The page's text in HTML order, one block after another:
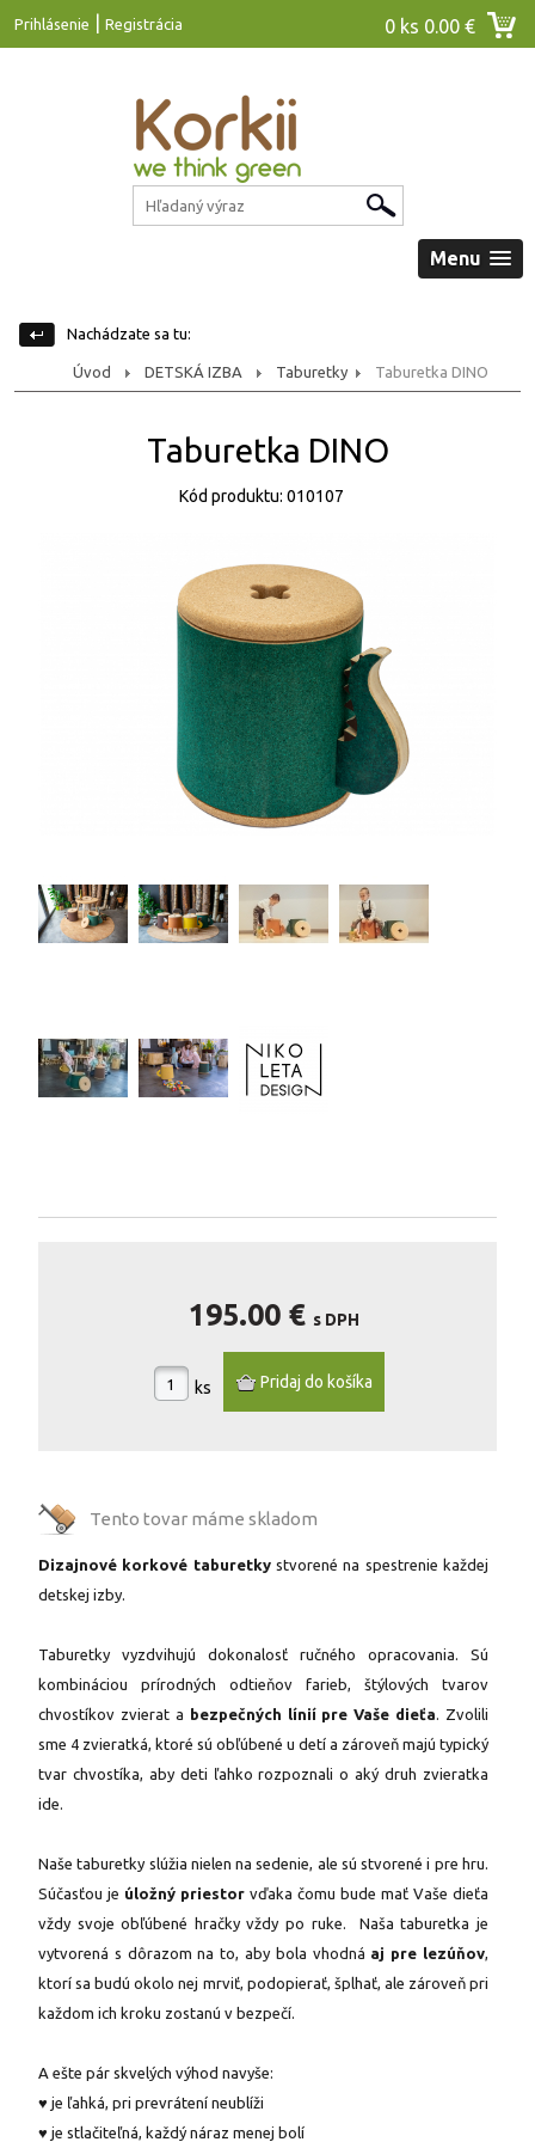
Prihlásenie Registrácia 0 ks 0.00 €
Menu
Nachádzate sa tu:
Úvod DETSKÁ IZBA Taburetky Taburetka DINO
Taburetka DINO
Kód produktu: 010107
195.00 € s DPH
ks
Tento tovar máme skladom
Dizajnové korkové taburetkystvorené na spestrenie každej
detskej izby.
Taburetky vyzdvihujú dokonalosť ručného opracovania. Sú
kombináciou prírodných odtieňov farieb, štýlových tvarov
chvostíkov zvierat a bezpečných línií pre Vaše dieťa. Zvolili
sme 4 zvieratká, ktoré sú obľúbené u detí a zároveň majú typický
tvar chvostíka, aby deti ľahko rozpoznali o aký druh zvieratka
ide.
Naše taburetky slúžia nielen na sedenie, ale sú stvorené i pre hru.
Súčasťou je úložný priestor vďaka čomu bude mať Vaše dieťa
vždy svoje obľúbené hračky vždy po ruke. Naša taburetka je
vytvorená s dôrazom na to, aby bola vhodná aj pre lezúňov,
ktorí sa budú okolo nej mrviť, podopierať, šplhať, ale zároveň pri
každom ich kroku zostanú v bezpečí.
A ešte pár skvelých výhod navyše:
♥ je ľahká, pri prevrátení neublíži
♥ je stlačiteľná, každý náraz menej bolí